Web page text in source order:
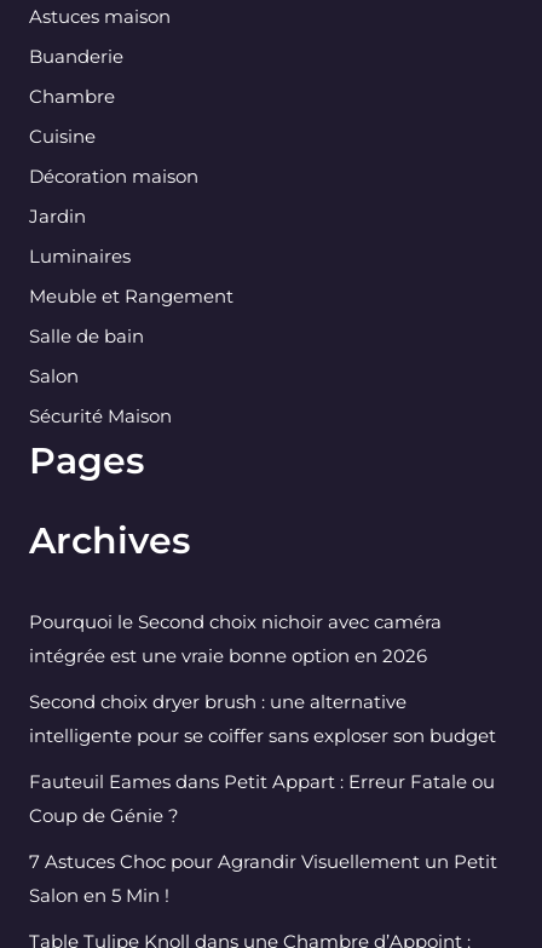
Astuces maison
Buanderie
Chambre
Cuisine
Décoration maison
Jardin
Luminaires
Meuble et Rangement
Salle de bain
Salon
Sécurité Maison
Pages
Archives
Pourquoi le Second choix nichoir avec caméra
intégrée est une vraie bonne option en 2026
Second choix dryer brush : une alternative
intelligente pour se coiffer sans exploser son budget
Fauteuil Eames dans Petit Appart : Erreur Fatale ou
Coup de Génie ?
7 Astuces Choc pour Agrandir Visuellement un Petit
Salon en 5 Min !
Table Tulipe Knoll dans une Chambre d’Appoint :